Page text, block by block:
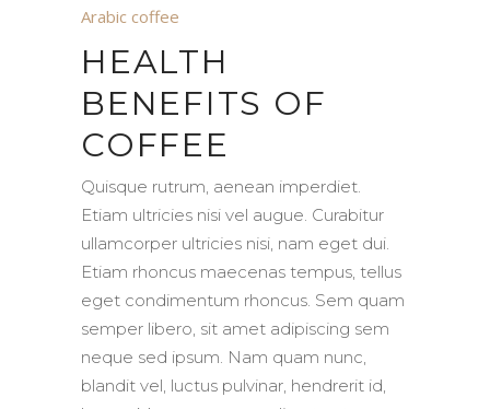
Arabic coffee
HEALTH
BENEFITS OF
COFFEE
Quisque rutrum, aenean imperdiet.
Etiam ultricies nisi vel augue. Curabitur
ullamcorper ultricies nisi, nam eget dui.
Etiam rhoncus maecenas tempus, tellus
eget condimentum rhoncus. Sem quam
semper libero, sit amet adipiscing sem
neque sed ipsum. Nam quam nunc,
blandit vel, luctus pulvinar, hendrerit id,